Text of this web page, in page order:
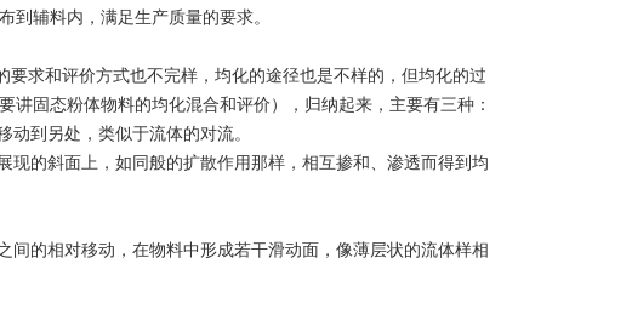
到辅料内，满足生产质量的要求。
求和评价方式也不完样，均化的途径也是不样的，但均化的过
讲固态粉体物料的均化混合和评价），归纳起来，主要有三种：
动到另处，类似于流体的对流。
现的斜面上，如同般的扩散作用那样，相互掺和、渗透而得到均
间的相对移动，在物料中形成若干滑动面，像薄层状的流体样相